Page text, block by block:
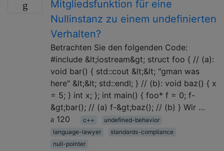
Mitgliedsfunktion für eine
Nullinstanz zu einem undefinierten
Verhalten?
Betrachten Sie den folgenden Code:
#include &lt;iostream&gt; struct foo { // (a):
void bar() { std::cout &lt;&lt; "gman was
here" &lt;&lt; std::endl; } // (b): void baz() { x
= 5; } int x; }; int main() { foo* f = 0; f-
&gt;bar(); // (a) f-&gt;baz(); // (b) } Wir …
120
c++
undefined-behavior
language-lawyer
standards-compliance
null-pointer